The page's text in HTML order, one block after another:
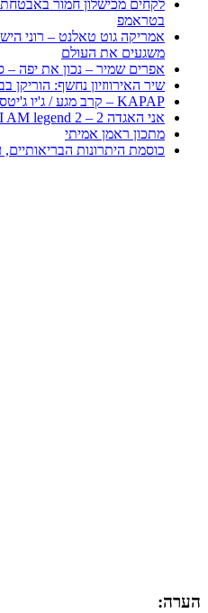
לקחים מכישלון חמור
בטראמפ
משגעים את העולם
אפרים שמיר – נכון את יפה –
שיר האירווזיון נחשף: הוריקן
KAPAP – קרב מגע / ג'יו ג'יטסו ישראלי
אני האגדה 2 – I AM legend 2
מתכון ראמן אמיתי
כוסמת היתרונות הבריאותיים,
הערה: